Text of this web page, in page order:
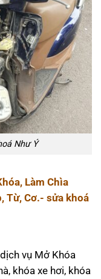
Như Ý
Làm Chìa
Từ, Cơ.- sửa khoá
vụ Mở Khóa
khóa xe hơi, khóa